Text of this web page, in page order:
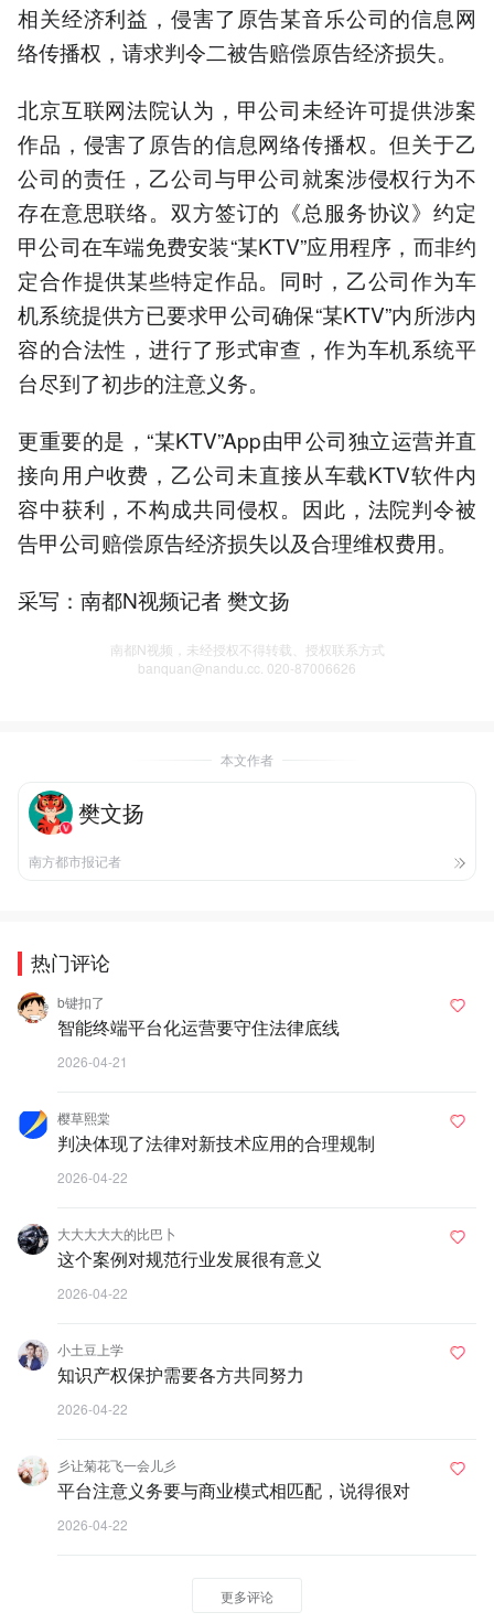
相关经济利益，侵害了原告某音乐公司的信息网
络传播权，请求判令二被告赔偿原告经济损失。
北京互联网法院认为，甲公司未经许可提供涉案
作品，侵害了原告的信息网络传播权。但关于乙
公司的责任，乙公司与甲公司就案涉侵权行为不
存在意思联络。双方签订的《总服务协议》约定
甲公司在车端免费安装“某KTV”应用程序，而非约
定合作提供某些特定作品。同时，乙公司作为车
机系统提供方已要求甲公司确保“某KTV”内所涉内
容的合法性，进行了形式审查，作为车机系统平
台尽到了初步的注意义务。
更重要的是，“某KTV”App由甲公司独立运营并直
接向用户收费，乙公司未直接从车载KTV软件内
容中获利，不构成共同侵权。因此，法院判令被
告甲公司赔偿原告经济损失以及合理维权费用。
采写：南都N视频记者 樊文扬
南都N视频，未经授权不得转载、授权联系方式
banquan@nandu.cc. 020-87006626
本文作者
樊文扬
南方都市报记者
热门评论
b键扣了
智能终端平台化运营要守住法律底线
2026-04-21
樱草熙棠
判决体现了法律对新技术应用的合理规制
2026-04-22
大大大大大的比巴卜
这个案例对规范行业发展很有意义
2026-04-22
小土豆上学
知识产权保护需要各方共同努力
2026-04-22
彡让菊花飞一会儿彡
平台注意义务要与商业模式相匹配，说得很对
2026-04-22
更多评论